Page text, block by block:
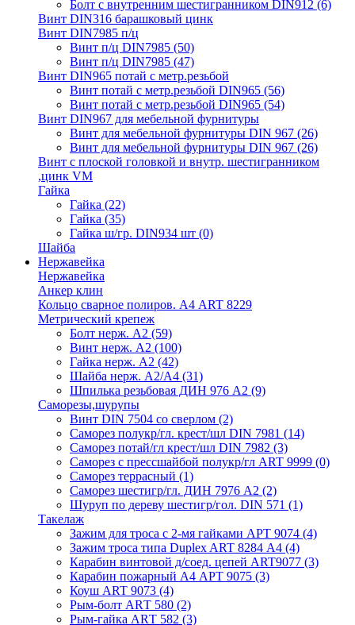
Болт с внутренним шестигранником DIN912 (6)
Винт DIN316 барашковый цинк
Винт DIN7985 п/ц
Винт п/ц DIN7985 (50)
Винт п/ц DIN7985 (47)
Винт DIN965 потай с метр.резьбой
Винт потай с метр.резьбой DIN965 (56)
Винт потай с метр.резьбой DIN965 (54)
Винт DIN967 для мебельной фурнитуры
Винт для мебельной фурнитуры DIN 967 (26)
Винт для мебельной фурнитуры DIN 967 (26)
Винт с плоской головкой и внутр. шестигранником
,цинк VM
Гайка
Гайка (22)
Гайка (35)
Гайка ш/гр. DIN934 шт (0)
Шайба
Нержавейка
Нержавейка
Анкер клин
Кольцо сварное полиров. А4 ART 8229
Метрический крепеж
Болт нерж. А2 (59)
Винт нерж. А2 (100)
Гайка нерж. А2 (42)
Шайба нерж. А2/А4 (31)
Шпилька резьбовая ДИН 976 А2 (9)
Саморезы,шурупы
Винт DIN 7504 со сверлом (2)
Саморез полукр/гл. крест/шл DIN 7981 (14)
Саморез потай/гл крест/шл DIN 7982 (3)
Саморез с прессшайбой полукр/гл ART 9999 (0)
Саморез террасный (1)
Саморез шестигр/гл. ДИН 7976 А2 (2)
Шуруп по дереву шестигр/гол. DIN 571 (1)
Такелаж
Зажим для троса с 2-мя гайками АРТ 9074 (4)
Зажим троса типа Duplex ART 8284 А4 (4)
Карабин винтовой д/соед. цепей ART9077 (3)
Карабин пожарный А4 АРТ 9075 (3)
Коуш ART 9073 (4)
Рым-болт АRТ 580 (2)
Рым-гайка АRТ 582 (3)